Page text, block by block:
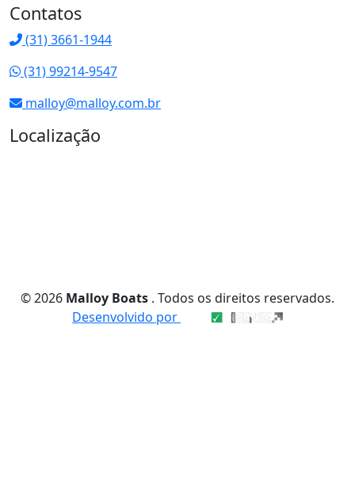
Contatos
(31) 3661-1944
(31) 99214-9547
malloy@malloy.com.br
Localização
© 2026 Malloy Boats . Todos os direitos reservados.
Desenvolvido por